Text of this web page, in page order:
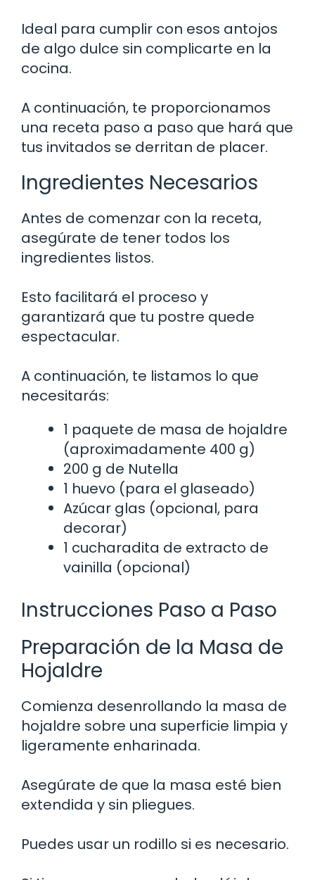
Ideal para cumplir con esos antojos
de algo dulce sin complicarte en la
cocina.
A continuación, te proporcionamos
una receta paso a paso que hará que
tus invitados se derritan de placer.
Ingredientes Necesarios
Antes de comenzar con la receta,
asegúrate de tener todos los
ingredientes listos.
Esto facilitará el proceso y
garantizará que tu postre quede
espectacular.
A continuación, te listamos lo que
necesitarás:
1 paquete de masa de hojaldre
(aproximadamente 400 g)
200 g de Nutella
1 huevo (para el glaseado)
Azúcar glas (opcional, para
decorar)
1 cucharadita de extracto de
vainilla (opcional)
Instrucciones Paso a Paso
Preparación de la Masa de
Hojaldre
Comienza desenrollando la masa de
hojaldre sobre una superficie limpia y
ligeramente enharinada.
Asegúrate de que la masa esté bien
extendida y sin pliegues.
Puedes usar un rodillo si es necesario.